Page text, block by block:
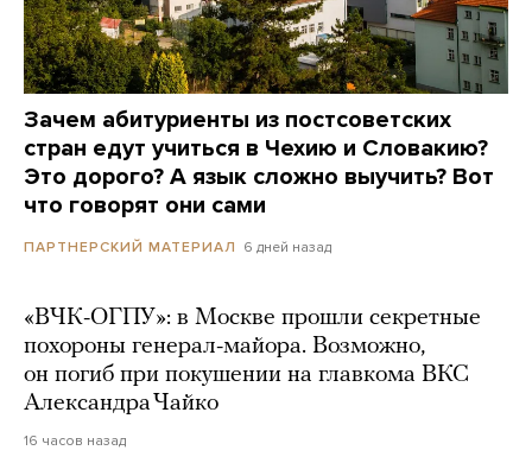
Зачем абитуриенты из постсоветских
стран едут учиться в Чехию и Словакию?
Это дорого? А язык сложно выучить? Вот
что говорят они сами
ПАРТНЕРСКИЙ МАТЕРИАЛ 6 дней назад
«ВЧК-ОГПУ»: в Москве прошли секретные
похороны генерал-майора. Возможно,
он погиб при покушении на главкома ВКС
Александра Чайко
16 часов назад